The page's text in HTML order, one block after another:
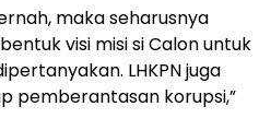
maka seharusnya
visi misi si Calon untuk
LHKPN juga
pemberantasan korupsi,”